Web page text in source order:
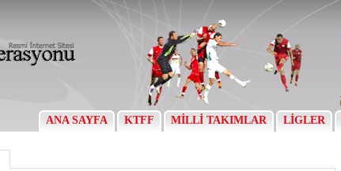
ANA SAYFA KTFF MİLLİ TAKIMLAR LİGLER